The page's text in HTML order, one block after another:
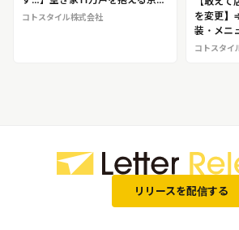
で空き家再生に挑む！ボロボロの
コトスタイル株式会社
を変更】
装・メニ
し、売上
コトスタイ
リリースを配信する